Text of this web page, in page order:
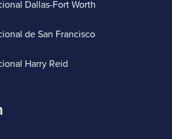
Dallas-Fort Worth
de San Francisco
Harry Reid